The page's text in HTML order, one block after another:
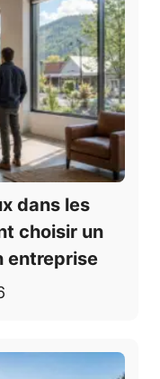
dans les
choisir un
entreprise